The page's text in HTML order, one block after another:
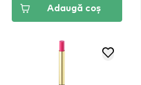
Adaugă coș